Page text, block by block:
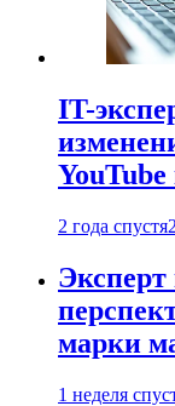
IT-
2 года спустя
Эксперт
марки
1 неделя